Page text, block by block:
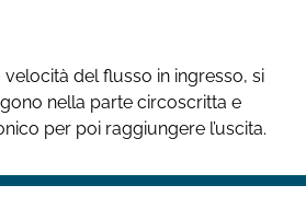
del flusso in ingresso, si
nella parte circoscritta e
per poi raggiungere l’uscita.